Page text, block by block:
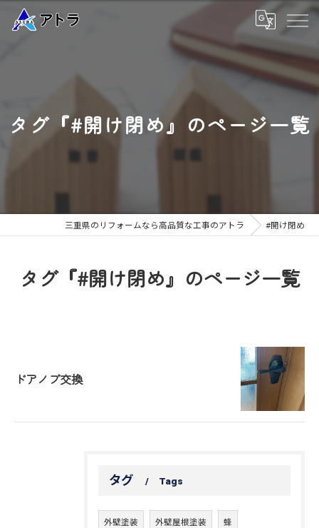
タグ『#開け閉め』のページ一覧
三重県のリフォームなら高品質な工事のアトラ #開け閉め
タグ『#開け閉め』のページ一覧
ドアノブ交換
タグ Tags
外壁塗装 外壁屋根塗装 蜂